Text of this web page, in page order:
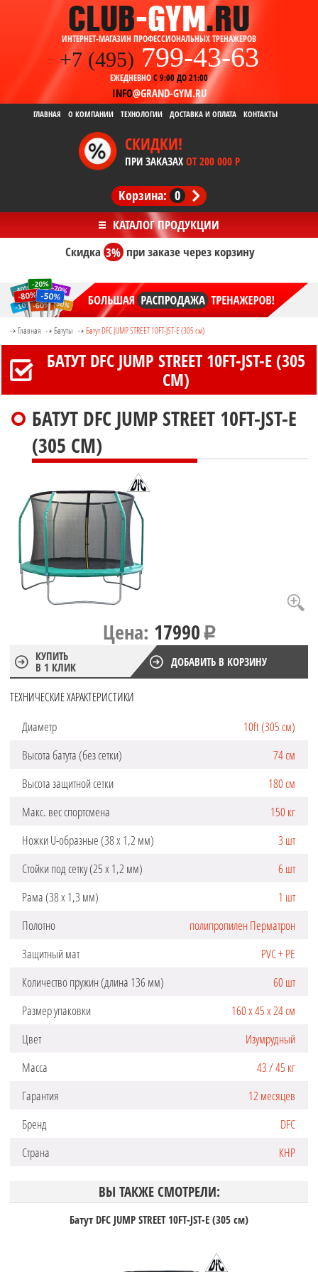
ИНТЕРНЕТ-МАГАЗИН ПРОФЕССИОНАЛЬНЫХ ТРЕНАЖЕРОВ
+7 (495) 799-43-63
ЕЖЕДНЕВНОС 9:00 ДО 21:00
INFO@GRAND-GYM.RU
ГЛАВНАЯ О КОМПАНИИ ТЕХНОЛОГИИ ДОСТАВКА И ОПЛАТА КОНТАКТЫ
СКИДКИ!
ПРИ ЗАКАЗАХ ОТ 200 000 Р
Корзина: 0
Скидка3% при заказечерез корзину
Главная Батуты Батут DFC JUMP STREET 10FT-JST-E (305 см)
БАТУТ DFC JUMP STREET 10FT-JST-E (305
СМ)
БАТУТ DFC JUMP STREET 10FT-JST-E
(305 СМ)
Цена: 17990
КУПИТЬ
В 1 КЛИК
ДОБАВИТЬ В КОРЗИНУ
ТЕХНИЧЕСКИЕ ХАРАКТЕРИСТИКИ
Диаметр
10ft (305 см)
Высота батута (без сетки)
74 см
Высота защитной сетки
180 см
Макс. вес спортсмена
150 кг
Ножки U-образные (38 х 1,2 мм)
3 шт
Стойки под сетку (25 х 1,2 мм)
6 шт
Рама (38 х 1,3 мм)
1 шт
Полотно
полипропилен Перматрон
Защитный мат
PVC + PE
Количество пружин (длина 136 мм)
60 шт
Размер упаковки
160 х 45 х 24 см
Цвет
Изумрудный
Масса
43 / 45 кг
Гарантия
12 месяцев
Бренд
DFC
Страна
КНР
ВЫ ТАКЖЕ СМОТРЕЛИ:
Батут DFC JUMP STREET 10FT-JST-E (305 см)